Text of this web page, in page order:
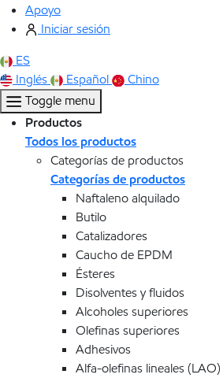
Apoyo
Iniciar sesión
ES
Inglés
Español
Chino
Toggle menu
Productos
Todos los productos
Categorías de productos
Categorías de productos
Naftaleno alquilado
Butilo
Catalizadores
Caucho de EPDM
Ésteres
Disolventes y fluidos
Alcoholes superiores
Olefinas superiores
Adhesivos
Alfa-olefinas lineales (LAO)